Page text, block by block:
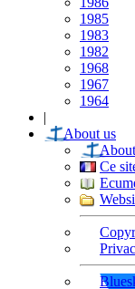
1985
1983
1982
1968
1967
1964
|
About us
Ce